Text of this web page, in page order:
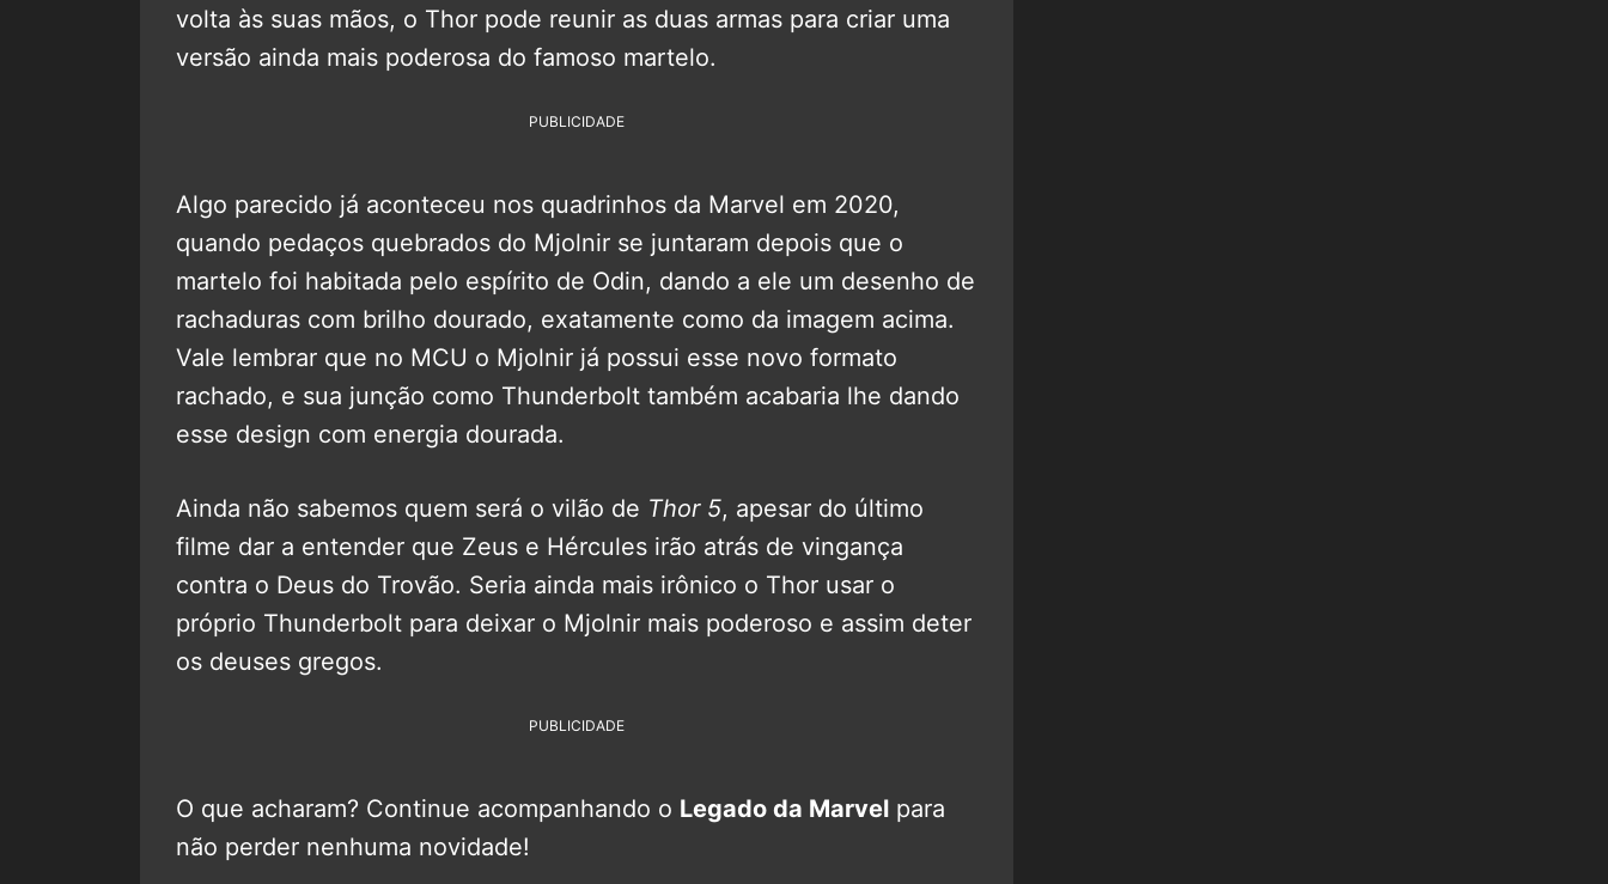
volta às suas mãos, o Thor pode reunir as duas armas para criar uma
versão ainda mais poderosa do famoso martelo.
PUBLICIDADE
Algo parecido já aconteceu nos quadrinhos da Marvel em 2020,
quando pedaços quebrados do Mjolnir se juntaram depois que o
martelo foi habitada pelo espírito de Odin, dando a ele um desenho de
rachaduras com brilho dourado, exatamente como da imagem acima.
Vale lembrar que no MCU o Mjolnir já possui esse novo formato
rachado, e sua junção como Thunderbolt também acabaria lhe dando
esse design com energia dourada.
Ainda não sabemos quem será o vilão de Thor 5, apesar do último
filme dar a entender que Zeus e Hércules irão atrás de vingança
contra o Deus do Trovão. Seria ainda mais irônico o Thor usar o
próprio Thunderbolt para deixar o Mjolnir mais poderoso e assim deter
os deuses gregos.
PUBLICIDADE
O que acharam? Continue acompanhando o Legado da Marvel para
não perder nenhuma novidade!